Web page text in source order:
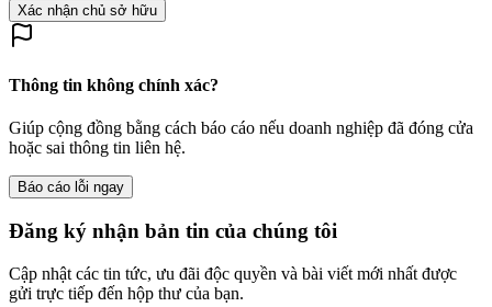
Xác nhận chủ sở hữu
Thông tin không chính xác?
Giúp cộng đồng bằng cách báo cáo nếu doanh nghiệp đã đóng cửa
hoặc sai thông tin liên hệ.
Báo cáo lỗi ngay
Đăng ký nhận bản tin của chúng tôi
Cập nhật các tin tức, ưu đãi độc quyền và bài viết mới nhất được
gửi trực tiếp đến hộp thư của bạn.